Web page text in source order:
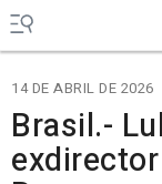
14 DE ABRIL DE 2026
Brasil.-